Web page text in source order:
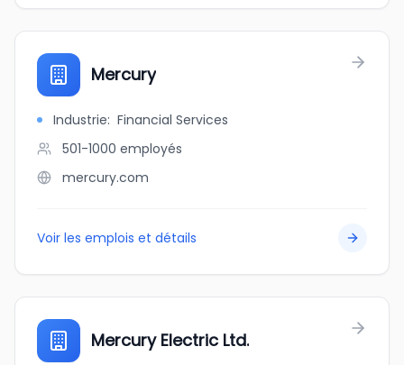
Mercury
Industrie: Financial Services
501-1000 employés
mercury.com
Voir les emplois et détails
Mercury Electric Ltd.